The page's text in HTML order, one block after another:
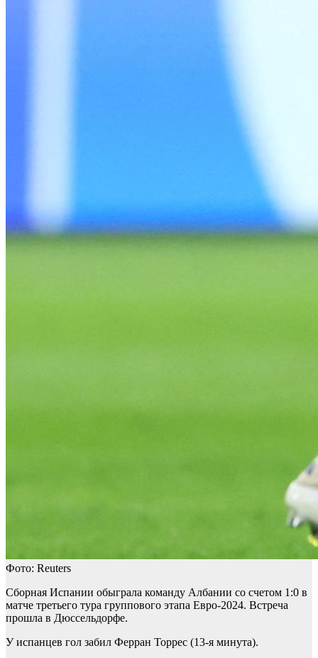
Фото: Reuters
Сборная Испании обыграла команду Албании со счетом 1:0 в
матче третьего тура группового этапа Евро-2024. Встреча
прошла в Дюссельдорфе.
У испанцев гол забил Ферран Торрес (13-я минута).